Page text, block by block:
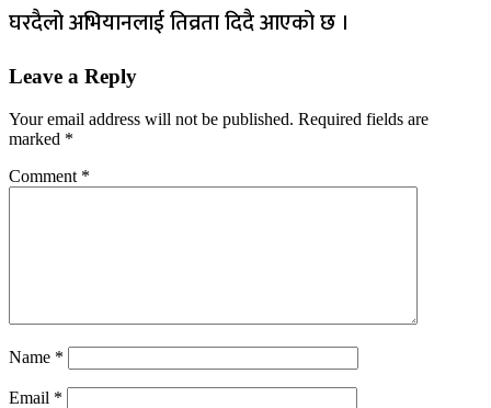
घरदैलोअभियानलाईतिव्रतादिदैआएको छ ।
Leave a Reply
Your email address will not be published. Required fields are
marked *
Comment *
Name *
Email *